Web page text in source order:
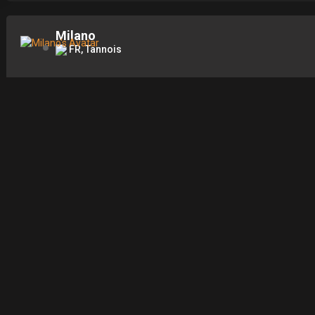
Milano
FR, Tannois